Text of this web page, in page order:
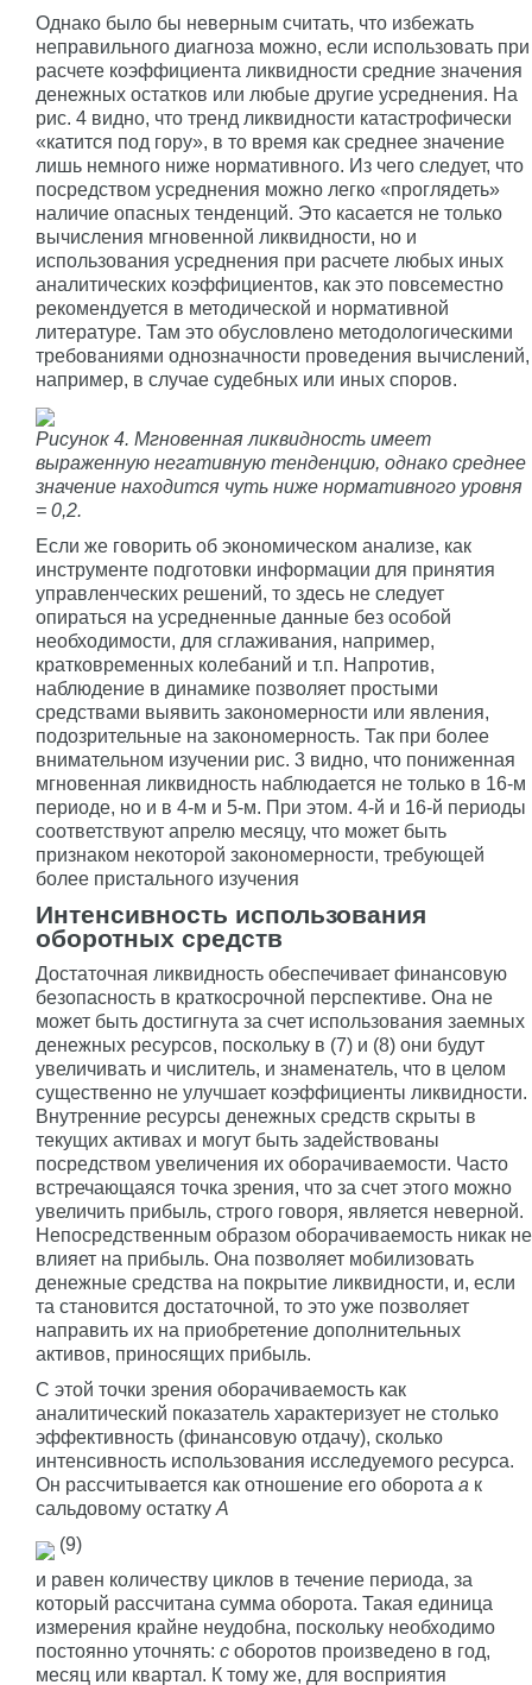
Однако было бы неверным считать, что избежать
неправильного диагноза можно, если использовать при
расчете коэффициента ликвидности средние значения
денежных остатков или любые другие усреднения. На
рис. 4 видно, что тренд ликвидности катастрофически
«катится под гору», в то время как среднее значение
лишь немного ниже нормативного. Из чего следует, что
посредством усреднения можно легко «проглядеть»
наличие опасных тенденций. Это касается не только
вычисления мгновенной ликвидности, но и
использования усреднения при расчете любых иных
аналитических коэффициентов, как это повсеместно
рекомендуется в методической и нормативной
литературе. Там это обусловлено методологическими
требованиями однозначности проведения вычислений,
например, в случае судебных или иных споров.
Рисунок 4. Мгновенная ликвидность имеет
выраженную негативную тенденцию, однако среднее
значение находится чуть ниже нормативного уровня
= 0,2.
Если же говорить об экономическом анализе, как
инструменте подготовки информации для принятия
управленческих решений, то здесь не следует
опираться на усредненные данные без особой
необходимости, для сглаживания, например,
кратковременных колебаний и т.п. Напротив,
наблюдение в динамике позволяет простыми
средствами выявить закономерности или явления,
подозрительные на закономерность. Так при более
внимательном изучении рис. 3 видно, что пониженная
мгновенная ликвидность наблюдается не только в 16-м
периоде, но и в 4-м и 5-м. При этом. 4-й и 16-й периоды
соответствуют апрелю месяцу, что может быть
признаком некоторой закономерности, требующей
более пристального изучения
Интенсивность использования
оборотных средств
Достаточная ликвидность обеспечивает финансовую
безопасность в краткосрочной перспективе. Она не
может быть достигнута за счет использования заемных
денежных ресурсов, поскольку в (7) и (8) они будут
увеличивать и числитель, и знаменатель, что в целом
существенно не улучшает коэффициенты ликвидности.
Внутренние ресурсы денежных средств скрыты в
текущих активах и могут быть задействованы
посредством увеличения их оборачиваемости. Часто
встречающаяся точка зрения, что за счет этого можно
увеличить прибыль, строго говоря, является неверной.
Непосредственным образом оборачиваемость никак не
влияет на прибыль. Она позволяет мобилизовать
денежные средства на покрытие ликвидности, и, если
та становится достаточной, то это уже позволяет
направить их на приобретение дополнительных
активов, приносящих прибыль.
С этой точки зрения оборачиваемость как
аналитический показатель характеризует не столько
эффективность (финансовую отдачу), сколько
интенсивность использования исследуемого ресурса.
Он рассчитывается как отношение его оборота a к
сальдовому остаткуA
(9)
и равен количеству циклов в течение периода, за
который рассчитана сумма оборота. Такая единица
измерения крайне неудобна, поскольку необходимо
постоянно уточнять: c оборотов произведено в год,
месяц или квартал. К тому же, для восприятия